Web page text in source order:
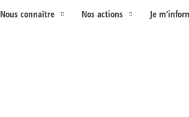
Nous connaître Nos actions Je